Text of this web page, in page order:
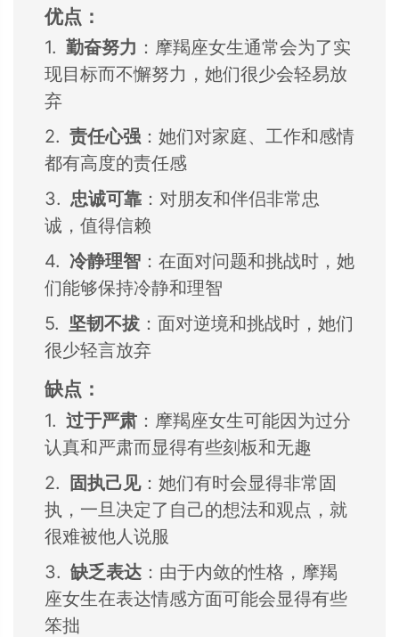
优点：
1. 勤奋努力 ： 摩羯座女生通常会为了实
现目标而不懈努力， 她们很少会轻易放
弃
2. 责任心强 ： 她们对家庭、 工作和感情
都有高度的责任感
3. 忠诚可靠 ： 对朋友和伴侣非常忠
诚， 值得信赖
4. 冷静理智 ： 在面对问题和挑战时， 她
们能够保持冷静和理智
5. 坚韧不拔 ： 面对逆境和挑战时， 她们
很少轻言放弃
缺点：
1. 过于严肃 ： 摩羯座女生可能因为过分
认真和严肃而显得有些刻板和无趣
2.
固执己见： 她们有时会显得非常固
执， 一旦决定了自己的想法和观点， 就
很难被他人说服
3. 缺乏表达 ： 由于内敛的性格， 摩羯
座女生在表达情感方面可能会显得有些
笨拙